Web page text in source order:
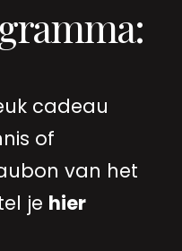
cadeau
of
van het
je hier